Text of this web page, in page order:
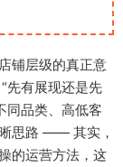
铺层级的真正意
先有展现还是先
同品类、高低客
思路 —— 其实，
的运营方法，这